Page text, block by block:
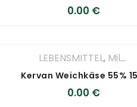
0.00 €
LEBENSMITTEL, Milchprodukte
0.00 €